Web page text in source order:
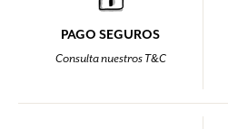
PAGO SEGUROS
Consulta nuestros T&C